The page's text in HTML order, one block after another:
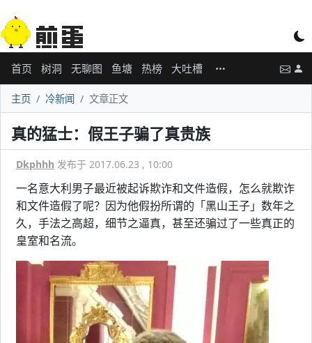
首页 树洞 无聊图 鱼塘 热榜 大吐槽
主页 冷新闻 文章正文
真的猛士：假王子骗了真贵族
Dkphhh 发布于 2017.06.23 , 10:00
一名意大利男子最近被起诉欺诈和文件造假，怎么就欺诈
和文件造假了呢？因为他假扮所谓的「黑山王子」数年之
久，手法之高超，细节之逼真，甚至还骗过了一些真正的
皇室和名流。